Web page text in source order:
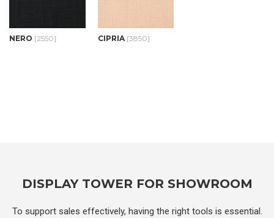
NERO [2550] CIPRIA[3850]
DISPLAY TOWER FOR SHOWROOM
To support sales effectively, having the right tools is essential.